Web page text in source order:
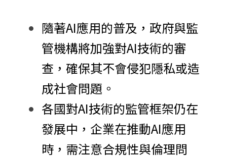
隨著AI應用的普及，政府與監
管機構將加強對AI技術的審
查，確保其不會侵犯隱私或造
成社會問題。
各國對AI技術的監管框架仍在
發展中，企業在推動AI應用
時，需注意合規性與倫理問